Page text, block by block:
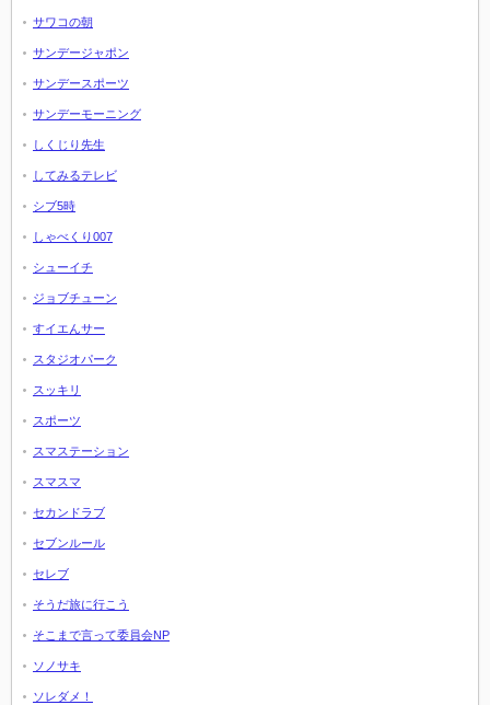
サワコの朝
サンデージャポン
サンデースポーツ
サンデーモーニング
しくじり先生
してみるテレビ
シブ5時
しゃべくり007
シューイチ
ジョブチューン
すイエんサー
スタジオパーク
スッキリ
スポーツ
スマステーション
スマスマ
セカンドラブ
セブンルール
セレブ
そうだ旅に行こう
そこまで言って委員会NP
ソノサキ
ソレダメ！